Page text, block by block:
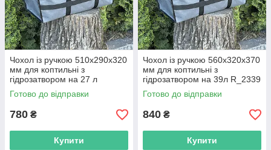
Чохол із ручкою 510х290х320
мм для коптильні з
гідрозатвором на 27 л
R_2338
Готово до відправки
780 ₴
Купити
Чохол із ручкою 560х320х370
мм для коптильні з
гідрозатвором на 39л R_2339
Готово до відправки
840 ₴
Купити